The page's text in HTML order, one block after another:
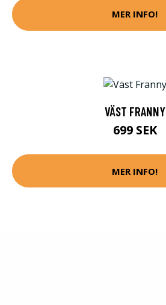
MER INFO!
VÄST FRANNY
699 SEK
MER INFO!